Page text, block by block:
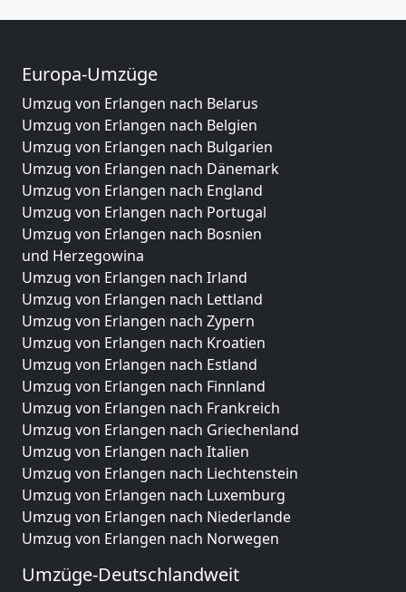
Europa-Umzüge
Umzug von Erlangen nach Belarus
Umzug von Erlangen nach Belgien
Umzug von Erlangen nach Bulgarien
Umzug von Erlangen nach Dänemark
Umzug von Erlangen nach England
Umzug von Erlangen nach Portugal
Umzug von Erlangen nach Bosnien
und Herzegowina
Umzug von Erlangen nach Irland
Umzug von Erlangen nach Lettland
Umzug von Erlangen nach Zypern
Umzug von Erlangen nach Kroatien
Umzug von Erlangen nach Estland
Umzug von Erlangen nach Finnland
Umzug von Erlangen nach Frankreich
Umzug von Erlangen nach Griechenland
Umzug von Erlangen nach Italien
Umzug von Erlangen nach Liechtenstein
Umzug von Erlangen nach Luxemburg
Umzug von Erlangen nach Niederlande
Umzug von Erlangen nach Norwegen
Umzüge-Deutschlandweit